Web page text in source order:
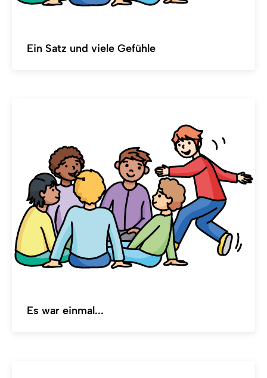
Ein Satz und viele Gefühle
Es war einmal...